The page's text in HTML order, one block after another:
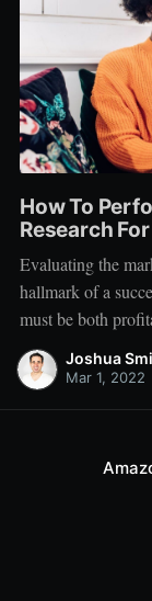
How To
Research
Evaluating the
hallmark of a
must be both
product research
product or an
Joshua
Mar 1, 2022